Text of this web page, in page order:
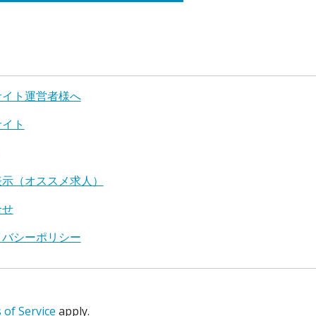
ト運営者様へ
ト
（オススメ求人）
シーポリシー
of Service apply.